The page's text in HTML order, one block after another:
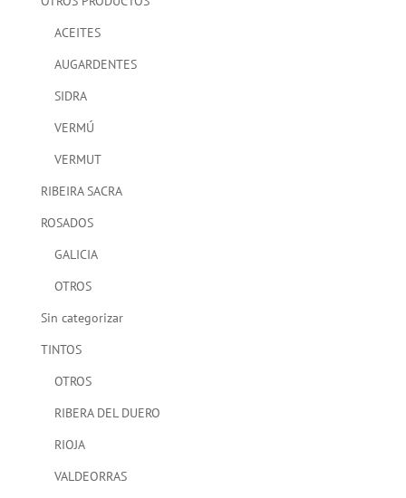
ACEITES
AUGARDENTES
SIDRA
VERMÚ
VERMUT
RIBEIRA SACRA
ROSADOS
GALICIA
OTROS
Sin categorizar
TINTOS
OTROS
RIBERA DEL DUERO
RIOJA
VALDEORRAS